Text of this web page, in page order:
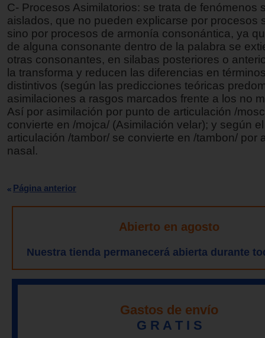
C- Procesos Asimilatorios: se trata de fenómenos
aislados, que no pueden explicarse por procesos
sino por procesos de armonía consonántica, ya
de alguna consonante dentro de la palabra se
otras consonantes, en silabas posteriores o
la transforma y reducen las diferencias en
distintivos (según las predicciones teóricas
asimilaciones a rasgos marcados frente a los no
Así por asimilación por punto de articulación /
convierte en /mojca/ (Asimilación velar); y según
articulación /tambor/ se convierte en /tambon/ por
nasal.
Página anterior
Abierto en agosto
Nuestra tienda permanecerá abierta durante
Gastos de envío
G R A T I S